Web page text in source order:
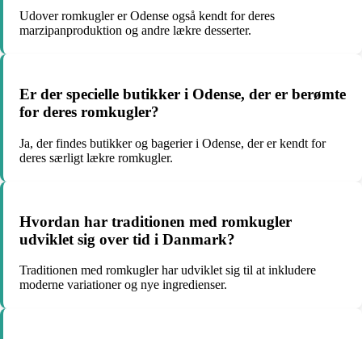
Udover romkugler er Odense også kendt for deres
marzipanproduktion og andre lækre desserter.
Er der specielle butikker i Odense, der er berømte
for deres romkugler?
Ja, der findes butikker og bagerier i Odense, der er kendt for
deres særligt lækre romkugler.
Hvordan har traditionen med romkugler
udviklet sig over tid i Danmark?
Traditionen med romkugler har udviklet sig til at inkludere
moderne variationer og nye ingredienser.